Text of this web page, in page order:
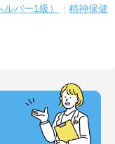
パー1級）
精神保健